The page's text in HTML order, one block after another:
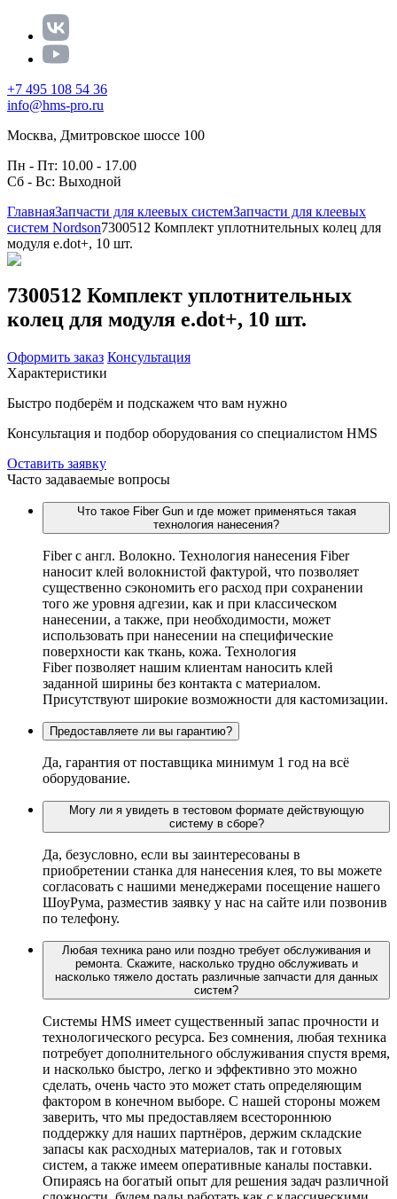
+7 495 108 54 36
info@hms-pro.ru
Москва, Дмитровское шоссе 100
Пн - Пт: 10.00 - 17.00
Сб - Вс: Выходной
ГлавнаяЗапчасти для клеевых системЗапчасти для клеевых
систем Nordson7300512 Комплект уплотнительных колец для
модуля e.dot+, 10 шт.
7300512 Комплект уплотнительных
колец для модуля e.dot+, 10 шт.
Оформить заказ Консультация
Характеристики
Быстро подберём и подскажем что вам нужно
Консультация и подбор оборудования со специалистом HMS
Оставить заявку
Часто задаваемые вопросы
Что такое Fiber Gun и где может применяться такая
технология нанесения?
Fiber c англ. Волокно. Технология нанесения Fiber
наносит клей волокнистой фактурой, что позволяет
существенно сэкономить его расход при сохранении
того же уровня адгезии, как и при классическом
нанесении, а также, при необходимости, может
использовать при нанесении на специфические
поверхности как ткань, кожа. Технология
Fiber позволяет нашим клиентам наносить клей
заданной ширины без контакта с материалом.
Присутствуют широкие возможности для кастомизации.
Предоставляете ли вы гарантию?
Да, гарантия от поставщика минимум 1 год на всё
оборудование.
Могу ли я увидеть в тестовом формате действующую
систему в сборе?
Да, безусловно, если вы заинтересованы в
приобретении станка для нанесения клея, то вы можете
согласовать с нашими менеджерами посещение нашего
ШоуРума, разместив заявку у нас на сайте или позвонив
по телефону.
Любая техника рано или поздно требует обслуживания и
ремонта. Скажите, насколько трудно обслуживать и
насколько тяжело достать различные запчасти для данных
систем?
Системы HMS имеет существенный запас прочности и
технологического ресурса. Без сомнения, любая техника
потребует дополнительного обслуживания спустя время,
и насколько быстро, легко и эффективно это можно
сделать, очень часто это может стать определяющим
фактором в конечном выборе. С нашей стороны можем
заверить, что мы предоставляем всестороннюю
поддержку для наших партнёров, держим складские
запасы как расходных материалов, так и готовых
систем, а также имеем оперативные каналы поставки.
Опираясь на богатый опыт для решения задач различной